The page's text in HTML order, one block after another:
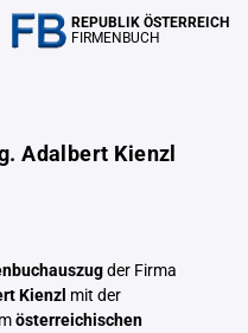
REPUBLIK ÖSTERREICH
FIRMENBUCH
Adalbert Kienzl
der Firma
Kienzl mit der
österreichischen